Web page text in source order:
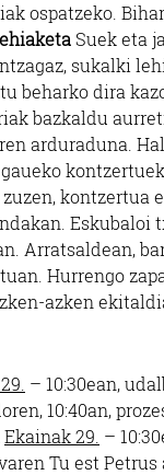
ospatzeko.
Suek eta
sukalki
beharko dira
bazkaldu
arduraduna.
kontzertua
Arratsaldean,
Hurrengo
azken
– 10:30ean,
10:40an,
Ekainak 29. –
Tu est